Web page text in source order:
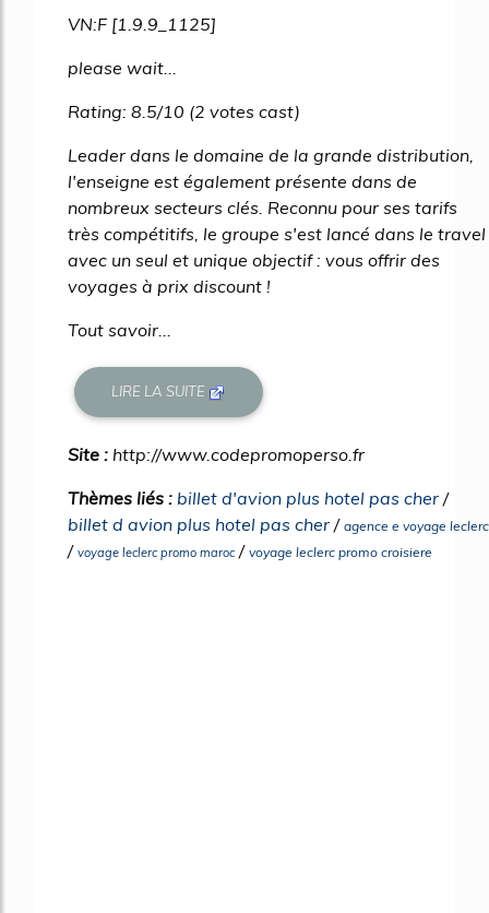
VN:F [1.9.9_1125]
please wait...
Rating: 8.5/10 (2 votes cast)
Leader dans le domaine de la grande distribution,
l'enseigne est également présente dans de
nombreux secteurs clés. Reconnu pour ses tarifs
très compétitifs, le groupe s'est lancé dans le travel
avec un seul et unique objectif : vous offrir des
voyages à prix discount !
Tout savoir...
LIRE LA SUITE
Site : http://www.codepromoperso.fr
Thèmes liés : billet d'avion plus hotel pas cher /
billet d avion plus hotel pas cher / agence e voyage leclerc
/ voyage leclerc promo maroc/ voyage leclerc promo croisiere